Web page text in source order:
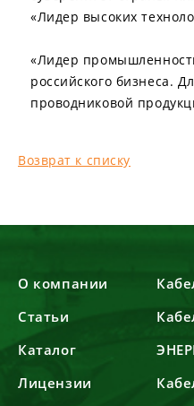
«Лидер высоких
«Лидер
российского бизнеса.
проводниковой
Возврат к списку
О компании
Статьи
Каталог
Лицензии